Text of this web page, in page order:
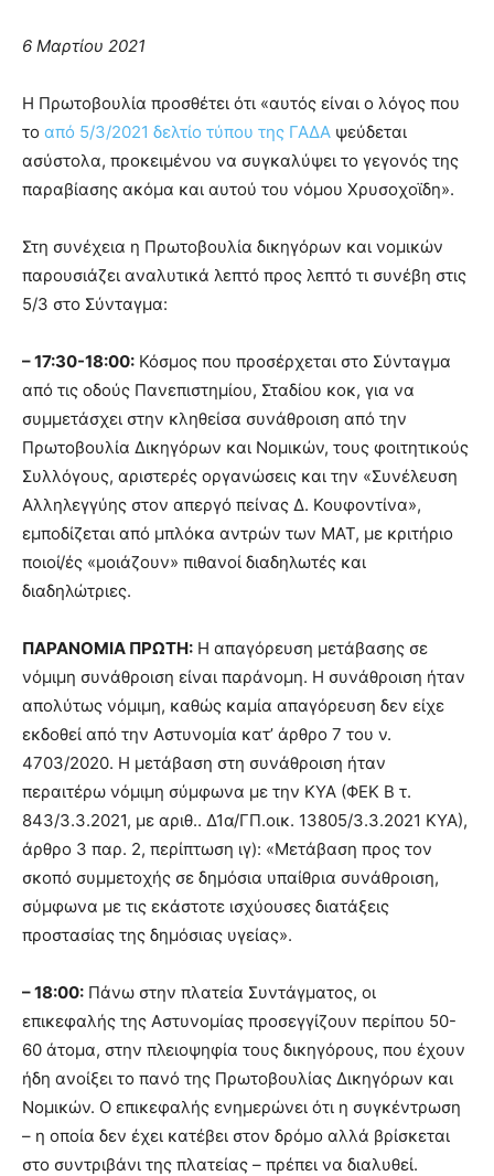
6 Μαρτίου 2021
Η Πρωτοβουλία προσθέτει ότι «αυτός είναι ο λόγος που
το από 5/3/2021 δελτίο τύπου της ΓΑΔΑ ψεύδεται
ασύστολα, προκειμένου να συγκαλύψει το γεγονός της
παραβίασης ακόμα και αυτού του νόμου Χρυσοχοϊδη».
Στη συνέχεια η Πρωτοβουλία δικηγόρων και νομικών
παρουσιάζει αναλυτικά λεπτό προς λεπτό τι συνέβη στις
5/3 στο Σύνταγμα:
– 17:30-18:00: Κόσμος που προσέρχεται στο Σύνταγμα
από τις οδούς Πανεπιστημίου, Σταδίου κοκ, για να
συμμετάσχει στην κληθείσα συνάθροιση από την
Πρωτοβουλία Δικηγόρων και Νομικών, τους φοιτητικούς
Συλλόγους, αριστερές οργανώσεις και την «Συνέλευση
Αλληλεγγύης στον απεργό πείνας Δ. Κουφοντίνα»,
εμποδίζεται από μπλόκα αντρών των ΜΑΤ, με κριτήριο
ποιοί/ές «μοιάζουν» πιθανοί διαδηλωτές και
διαδηλώτριες.
ΠΑΡΑΝΟΜΙΑ ΠΡΩΤΗ: Η απαγόρευση μετάβασης σε
νόμιμη συνάθροιση είναι παράνομη. Η συνάθροιση ήταν
απολύτως νόμιμη, καθώς καμία απαγόρευση δεν είχε
εκδοθεί από την Αστυνομία κατ’ άρθρο 7 του ν.
4703/2020. Η μετάβαση στη συνάθροιση ήταν
περαιτέρω νόμιμη σύμφωνα με την ΚΥΑ (ΦΕΚ Β τ.
843/3.3.2021, με αριθ.. Δ1α/ΓΠ.οικ. 13805/3.3.2021 ΚΥΑ),
άρθρο 3 παρ. 2, περίπτωση ιγ): «Μετάβαση προς τον
σκοπό συμμετοχής σε δημόσια υπαίθρια συνάθροιση,
σύμφωνα με τις εκάστοτε ισχύουσες διατάξεις
προστασίας της δημόσιας υγείας».
– 18:00: Πάνω στην πλατεία Συντάγματος, οι
επικεφαλής της Αστυνομίας προσεγγίζουν περίπου 50-
60 άτομα, στην πλειοψηφία τους δικηγόρους, που έχουν
ήδη ανοίξει το πανό της Πρωτοβουλίας Δικηγόρων και
Νομικών. Ο επικεφαλής ενημερώνει ότι η συγκέντρωση
– η οποία δεν έχει κατέβει στον δρόμο αλλά βρίσκεται
στο συντριβάνι της πλατείας – πρέπει να διαλυθεί.